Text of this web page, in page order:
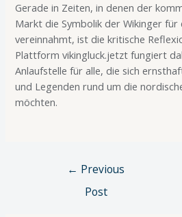
Gerade in Zeiten, in denen der
Markt die Symbolik der Wikinger für
vereinnahmt, ist die kritische
Plattform vikingluck.jetzt fungiert
Anlaufstelle für alle, die sich
und Legenden rund um die
möchten.
← Previous
Post